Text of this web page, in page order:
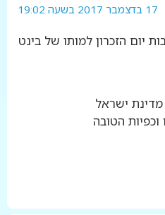
17 בדצמבר 2017 בשעה 19:02
יום הזכרון למותו של בינט
מדינת ישראל
הטובה